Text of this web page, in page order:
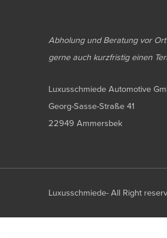
Abholung und Beratung vor
gerne auch kurzfristig einen
Luxusschmiede Automotive
Georg-Sasse-Straße 41
22949 Ammersbek
Luxusschmiede- All Right